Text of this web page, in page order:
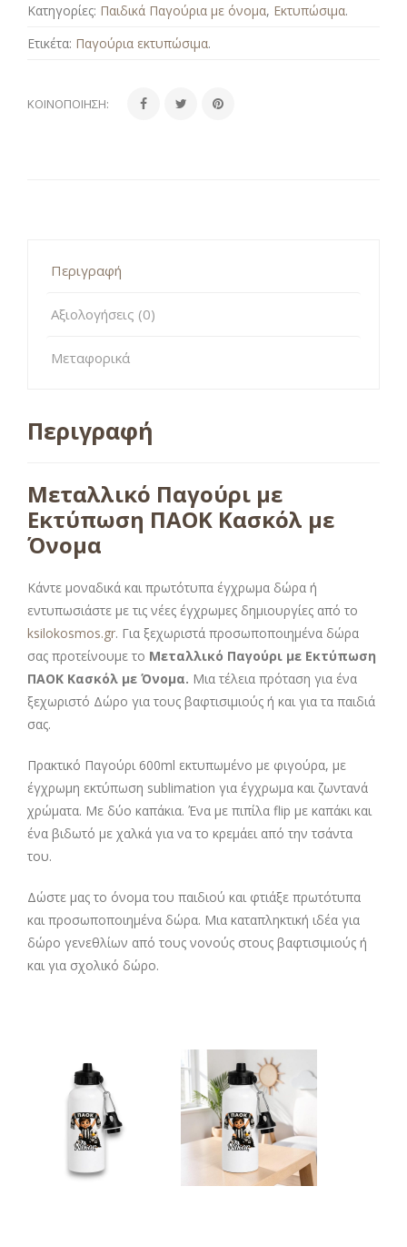
Κατηγορίες: Παιδικά Παγούρια με όνομα, Εκτυπώσιμα.
Ετικέτα: Παγούρια εκτυπώσιμα.
ΚΟΙΝΟΠΟΊΗΣΗ:
Περιγραφή
Αξιολογήσεις (0)
Μεταφορικά
Περιγραφή
Μεταλλικό Παγούρι με
Εκτύπωση ΠΑΟΚ Κασκόλ με
Όνομα
Κάντε μοναδικά και πρωτότυπα έγχρωμα δώρα ή
εντυπωσιάστε με τις νέες έγχρωμες δημιουργίες από το
ksilokosmos.gr. Για ξεχωριστά προσωποποιημένα δώρα
σας προτείνουμε το Μεταλλικό Παγούρι με Εκτύπωση
ΠΑΟΚ Κασκόλ με Όνομα. Μια τέλεια πρόταση για ένα
ξεχωριστό Δώρο για τους βαφτισιμιούς ή και για τα παιδιά
σας.
Πρακτικό Παγούρι 600ml εκτυπωμένο με φιγούρα, με
έγχρωμη εκτύπωση sublimation για έγχρωμα και ζωντανά
χρώματα. Με δύο καπάκια. Ένα με πιπίλα flip με καπάκι και
ένα βιδωτό με χαλκά για να το κρεμάει από την τσάντα
του.
Δώστε μας το όνομα του παιδιού και φτιάξε πρωτότυπα
και προσωποποιημένα δώρα. Μια καταπληκτική ιδέα για
δώρο γενεθλίων από τους νονούς στους βαφτισιμιούς ή
και για σχολικό δώρο.